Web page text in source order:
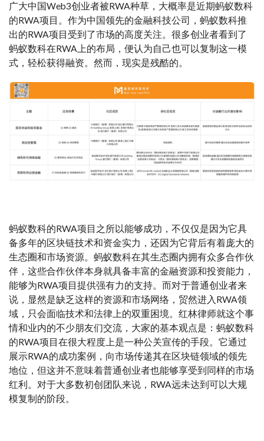
广大中国Web3创业者被RWA种草，大概率是近期蚂蚁数科
的RWA项目。作为中国领先的金融科技公司，蚂蚁数科推
出的RWA项目受到了市场的高度关注。很多创业者看到了
蚂蚁数科在RWA上的布局，便认为自己也可以复制这一模
式，轻松获得融资。然而，现实是残酷的。
蚂蚁数科的RWA项目之所以能够成功，不仅仅是因为它具
备多年的区块链技术和资金实力，还因为它背后有着庞大的
生态圈和市场资源。蚂蚁数科在其生态圈内拥有众多合作伙
伴，这些合作伙伴本身就具备丰富的金融资源和投资能力，
能够为RWA项目提供强有力的支持。而对于普通创业者来
说，显然是缺乏这样的资源和市场网络，贸然进入RWA领
域，只会面临技术和法律上的双重困境。红林律师就这个事
情和业内的不少朋友们交流，大家的基本观点是：蚂蚁数科
的RWA项目在很大程度上是一种公关宣传的手段。它通过
展示RWA的成功案例，向市场传递其在区块链领域的领先
地位，但这并不意味着普通创业者也能够享受到同样的市场
红利。对于大多数初创团队来说，RWA远未达到可以大规
模复制的阶段。